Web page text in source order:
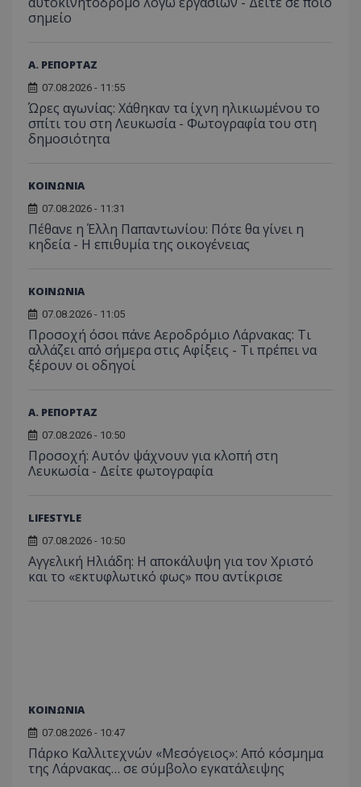
σημείο
Α. ΡΕΠΟΡΤΑΖ
07.08.2026 - 11:55
Ώρες αγωνίας: Χάθηκαν τα ίχνη ηλικιωμένου το
σπίτι του στη Λευκωσία - Φωτογραφία του στη
δημοσιότητα
ΚΟΙΝΩΝΙΑ
07.08.2026 - 11:31
Πέθανε η Έλλη Παπαντωνίου: Πότε θα γίνει η
κηδεία - Η επιθυμία της οικογένειας
ΚΟΙΝΩΝΙΑ
07.08.2026 - 11:05
Προσοχή όσοι πάνε Αεροδρόμιο Λάρνακας: Τι
αλλάζει από σήμερα στις Αφίξεις - Τι πρέπει να
ξέρουν οι οδηγοί
Α. ΡΕΠΟΡΤΑΖ
07.08.2026 - 10:50
Προσοχή: Αυτόν ψάχνουν για κλοπή στη
Λευκωσία - Δείτε φωτογραφία
LIFESTYLE
07.08.2026 - 10:50
Αγγελική Ηλιάδη: Η αποκάλυψη για τον Χριστό
και το «εκτυφλωτικό φως» που αντίκρισε
ΚΟΙΝΩΝΙΑ
07.08.2026 - 10:47
Πάρκο Καλλιτεχνών «Μεσόγειος»: Από κόσμημα
της Λάρνακας… σε σύμβολο εγκατάλειψης
τον
_ga_J7RS52TMNC